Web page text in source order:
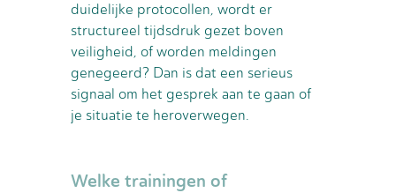
duidelijke protocollen, wordt er
structureel tijdsdruk gezet boven
veiligheid, of worden meldingen
genegeerd? Dan is dat een serieus
signaal om het gesprek aan te gaan of
je situatie te heroverwegen.
Welke trainingen of